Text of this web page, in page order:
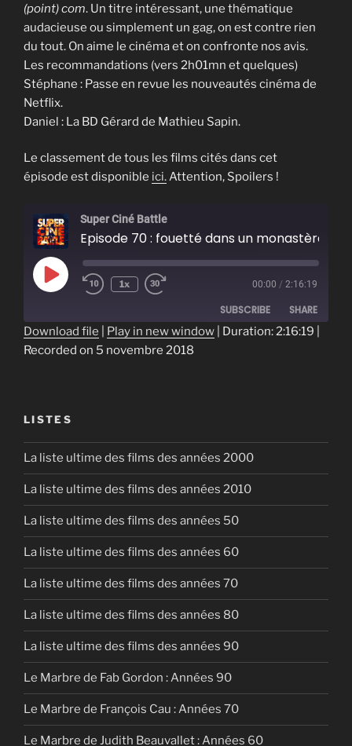
(point) com. Un titre intéressant, une thématique
audacieuse ou simplement un gag, on est contre rien
du tout. On aime le cinéma et on confronte nos avis.
Les recommandations (vers 2h01mn et quelques)
Stéphane : Passe en revue les nouveautés cinéma de
Netflix.
Daniel : La BD Gérard de Mathieu Sapin.
Le classement de tous les films cités dans cet
épisode est disponible ici.Attention, Spoilers !
Super Ciné Battle
Episode 70 : fouetté dans un monastère
Play
Episode
1x 00:00 / 2:16:19
SUBSCRIBE SHARE
SHARE
EMBED
Download file Play in new window Duration: 2:16:19
Recorded on 5 novembre 2018
LISTES
La liste ultime des films des années 2000
La liste ultime des films des années 2010
La liste ultime des films des années 50
La liste ultime des films des années 60
La liste ultime des films des années 70
La liste ultime des films des années 80
La liste ultime des films des années 90
Le Marbre de Fab Gordon : Années 90
Le Marbre de François Cau : Années 70
Le Marbre de Judith Beauvallet : Années 60